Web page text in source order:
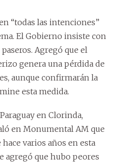
“todas las intenciones”
El Gobierno insiste con
Agregó que el
genera una pérdida de
aunque confirmarán la
esta medida.
en Clorinda,
en Monumental AM que
varios años en esta
agregó que hubo peores